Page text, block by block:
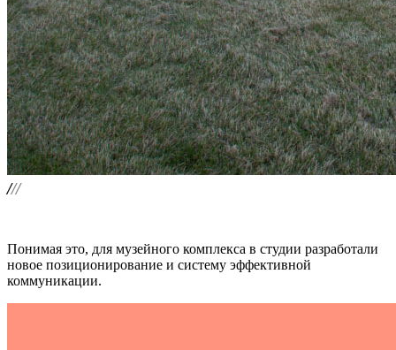
Понимая это, для музейного комплекса в студии разработали
новое позиционирование и систему эффективной
коммуникации.